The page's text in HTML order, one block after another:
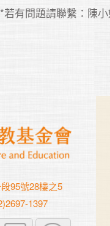
*若有問題請聯繫：陳
95號28樓之5
1397